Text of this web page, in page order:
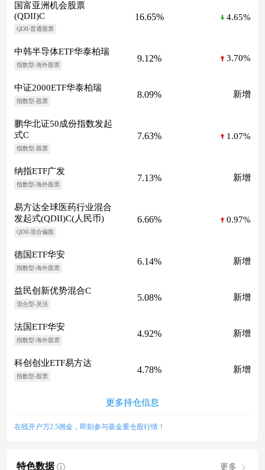
国富亚洲机会股票
(QDII)C
QDII-普通股票
16.65% 4.65%
中韩半导体ETF华泰柏瑞
指数型-海外股票
9.12% 3.70%
中证2000ETF华泰柏瑞
指数型-股票
8.09% 新增
鹏华北证50成份指数发起
式C
指数型-股票
7.63% 1.07%
纳指ETF广发
指数型-海外股票
7.13% 新增
易方达全球医药行业混合
发起式(QDII)C(人民币)
QDII-混合偏股
6.66% 0.97%
德国ETF华安
指数型-海外股票
6.14% 新增
益民创新优势混合C
混合型-灵活
5.08% 新增
法国ETF华安
指数型-海外股票
4.92% 新增
科创创业ETF易方达
指数型-股票
4.78% 新增
更多持仓信息
在线开户万2.5佣金，即刻参与基金重仓股行情！
特色数据 更多